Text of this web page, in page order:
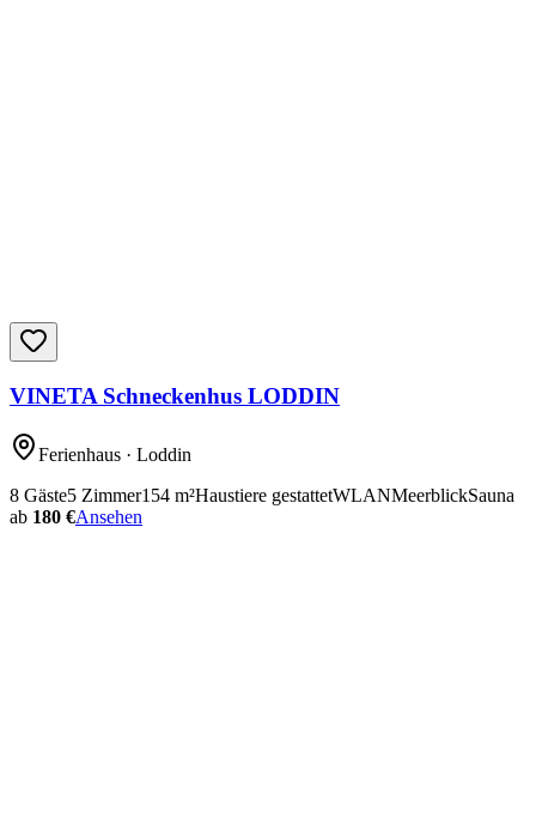
VINETA Schneckenhus LODDIN
Ferienhaus · Loddin
8 Gäste5 Zimmer154 m²Haustiere gestattetWLANMeerblickSauna
ab 180 €Ansehen